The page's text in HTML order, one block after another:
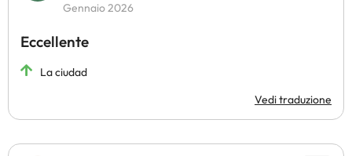
Gennaio 2026
Eccellente
La ciudad
Vedi traduzione